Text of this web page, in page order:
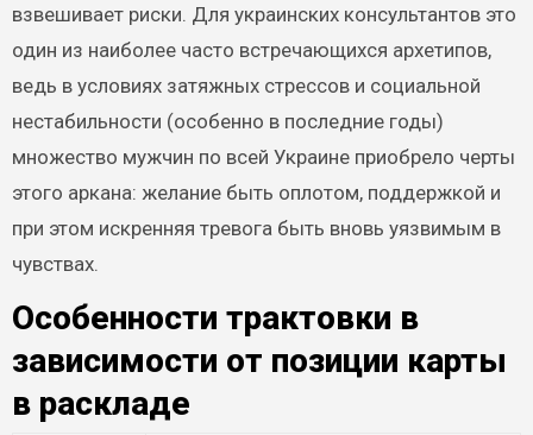
взвешивает риски. Для украинских консультантов это
один из наиболее часто встречающихся архетипов,
ведь в условиях затяжных стрессов и социальной
нестабильности (особенно в последние годы)
множество мужчин по всей Украине приобрело черты
этого аркана: желание быть оплотом, поддержкой и
при этом искренняя тревога быть вновь уязвимым в
чувствах.
Особенности трактовки в
зависимости от позиции карты
в раскладе